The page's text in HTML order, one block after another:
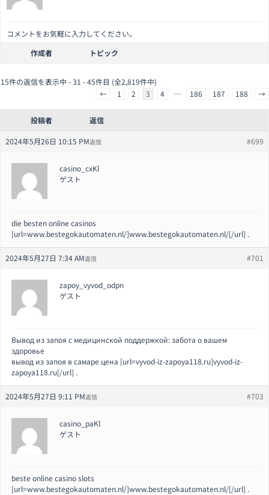
コメントをお気軽に入力してください。
作成者
トピック
15件の返信を表示中 - 31 - 45件目 (全2,819件中)
←
1 2 3 4 … 186 187 188 →
投稿者 返信
2024年5月26日 10:15 PM #699
返信
casino_cxKl
ゲスト
die besten online casinos
[url=www.bestegokautomaten.nl/]www.bestegokautomaten.nl/[/url] .
2024年5月27日 7:34 AM #701
返信
zapoy_vyvod_odpn
ゲスト
Вывод из запоя с медицинской поддержкой: забота о вашем
здоровье
вывод из запоя в самаре цена [url=vyvod-iz-zapoya118.ru]vyvod-iz-
zapoya118.ru[/url] .
2024年5月27日 9:11 PM #703
返信
casino_paKl
ゲスト
beste online casino slots
[url=www.bestegokautomaten.nl/]www.bestegokautomaten.nl/[/url] .